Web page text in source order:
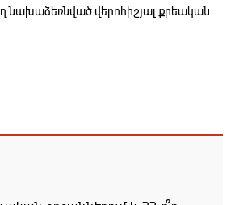
նախաձեռնված վերոհիշյալ քրեական